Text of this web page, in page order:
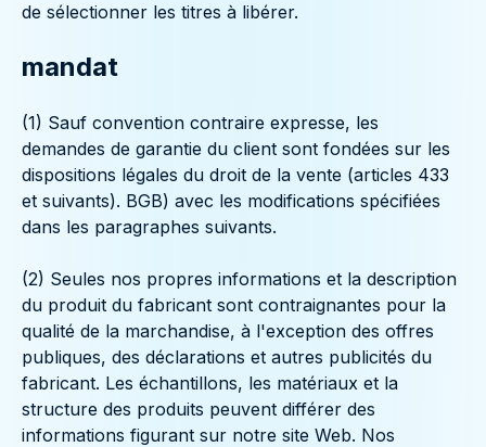
de sélectionner les titres à libérer.
mandat
(1) Sauf convention contraire expresse, les
demandes de garantie du client sont fondées sur les
dispositions légales du droit de la vente (articles 433
et suivants). BGB) avec les modifications spécifiées
dans les paragraphes suivants.
(2) Seules nos propres informations et la description
du produit du fabricant sont contraignantes pour la
qualité de la marchandise, à l'exception des offres
publiques, des déclarations et autres publicités du
fabricant. Les échantillons, les matériaux et la
structure des produits peuvent différer des
informations figurant sur notre site Web. Nos